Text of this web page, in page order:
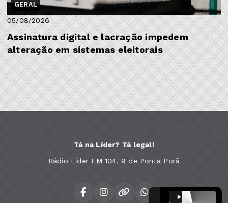
GERAL
05/08/2026
Assinatura digital e lacração impedem
alteração em sistemas eleitorais
Tá na Líder? Tá legal!
Rádio Líder FM 104, 9 de Ponta Porã